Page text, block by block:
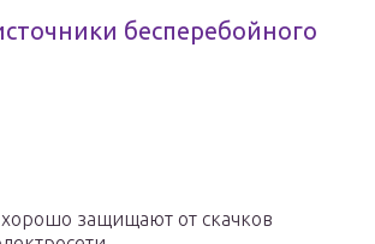
бесперебойного
хорошо защищают от скачков